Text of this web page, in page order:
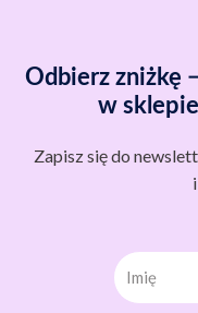
Odbierz zniżkę
w
Zapisz się do
Imię